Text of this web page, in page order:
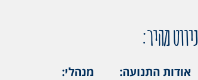
ניווט מהיר:
אודות התנועה:
מנהלי: